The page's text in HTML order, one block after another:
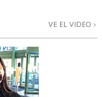
VE EL VIDEO